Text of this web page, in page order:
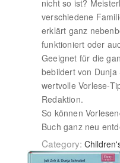
nicht so ist?
verschiedene
erklärt ganz
funktioniert oder
Geeignet für die
bebildert von
wertvolle Vorlese-
Redaktion.
So können
Buch ganz neu
Category: